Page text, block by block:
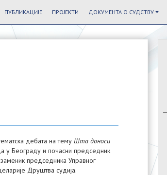
ПУБЛИКАЦИЈЕ ПРОЈЕКТИ ДОКУМЕНТА О СУДСТВУ
дебата на темуШта доноси
у Београду и почасни председник
председника Управног
Друштва судија.